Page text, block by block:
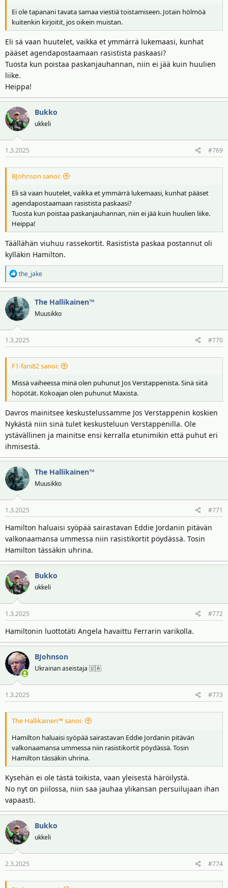
Ei ole tapanani tavata samaa viestiä toistamiseen. Jotain hölmöä
kuitenkin kirjoitit, jos oikein muistan.
Eli sä vaan huutelet, vaikka et ymmärrä lukemaasi, kunhat
pääset agendapostaamaan rasistista paskaasi?
Tuosta kun poistaa paskanjauhannan, niin ei jää kuin huulien
liike.
Heippa!
Bukko
ukkeli
1.3.2025 #769
BJohnson sanoi:
Eli sä vaan huutelet, vaikka et ymmärrä lukemaasi, kunhat pääset
agendapostaamaan rasistista paskaasi?
Tuosta kun poistaa paskanjauhannan, niin ei jää kuin huulien liike.
Heippa!
Täällähän viuhuu rassekortit. Rasistista paskaa postannut oli
kylläkin Hamilton.
R
e
a
k
t
i
o
t
the_jake
The Hallikainen™
Muusikko
1.3.2025 #770
F1-fani82 sanoi:
Missä vaiheessa minä olen puhunut Jos Verstappenista. Sinä siitä
höpötät. Kokoajan olen puhunut Maxista.
Davros mainitsee keskustelussamme Jos Verstappenin koskien
Nykästä niin sinä tulet keskusteluun Verstappenilla. Ole
ystävällinen ja mainitse ensi kerralla etunimikin että puhut eri
ihmisestä.
The Hallikainen™
Muusikko
1.3.2025 #771
Hamilton haluaisi syöpää sairastavan Eddie Jordanin pitävän
valkonaamansa ummessa niin rasistikortit pöydässä. Tosin
Hamilton tässäkin uhrina.
Bukko
ukkeli
1.3.2025 #772
Hamiltonin luottotäti Angela havaittu Ferrarin varikolla.
BJohnson
Ukrainan aseistaja 🇺🇦
1.3.2025 #773
The Hallikainen™ sanoi:
Hamilton haluaisi syöpää sairastavan Eddie Jordanin pitävän
valkonaamansa ummessa niin rasistikortit pöydässä. Tosin
Hamilton tässäkin uhrina.
Kysehän ei ole tästä toikista, vaan yleisestä häröilystä.
No nyt on piilossa, niin saa jauhaa ylikansan persuilujaan ihan
vapaasti.
Bukko
ukkeli
2.3.2025 #774